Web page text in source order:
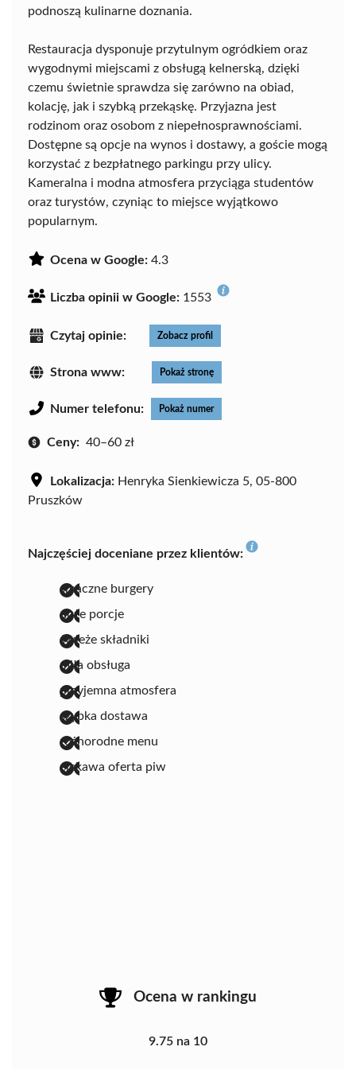
podnoszą kulinarne doznania.
Restauracja dysponuje przytulnym ogródkiem oraz
wygodnymi miejscami z obsługą kelnerską, dzięki
czemu świetnie sprawdza się zarówno na obiad,
kolację, jak i szybką przekąskę. Przyjazna jest
rodzinom oraz osobom z niepełnosprawnościami.
Dostępne są opcje na wynos i dostawy, a goście mogą
korzystać z bezpłatnego parkingu przy ulicy.
Kameralna i modna atmosfera przyciąga studentów
oraz turystów, czyniąc to miejsce wyjątkowo
popularnym.
Ocena w Google: 4.3
Liczba opinii w Google: 1553
Czytaj opinie: Zobacz profil
Strona www: Pokaż stronę
Numer telefonu: Pokaż numer
Ceny: 40–60 zł
Lokalizacja: Henryka Sienkiewicza 5, 05-800
Pruszków
Najczęściej doceniane przez klientów:
smaczne burgery
duże porcje
świeże składniki
miła obsługa
przyjemna atmosfera
szybka dostawa
różnorodne menu
ciekawa oferta piw
Ocena w rankingu
9.75 na 10